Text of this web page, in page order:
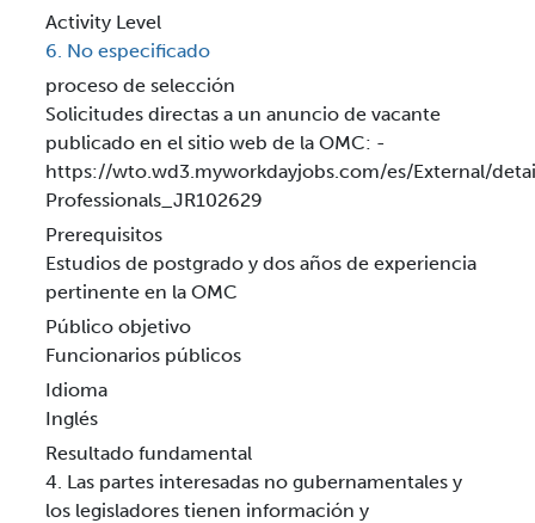
Activity Level
6. No especificado
proceso de selección
Solicitudes directas a un anuncio de vacante
publicado en el sitio web de la OMC: -
https://wto.wd3.myworkdayjobs.com/es/External/
Professionals_JR102629
Prerequisitos
Estudios de postgrado y dos años de experiencia
pertinente en la OMC
Público objetivo
Funcionarios públicos
Idioma
Inglés
Resultado fundamental
4. Las partes interesadas no gubernamentales y
los legisladores tienen información y